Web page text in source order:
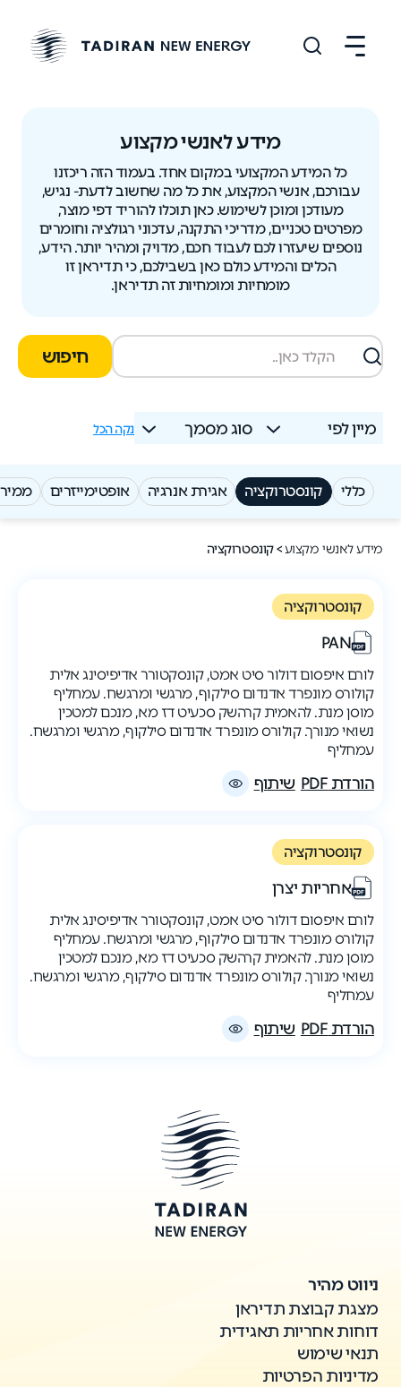
מידע לאנשי מקצוע
כל המידע המקצועי במקום אחד. בעמוד הזה ריכזנו
עבורכם, אנשי המקצוע, את כל מה שחשוב לדעת- נגיש,
מעודכן ומוכן לשימוש. כאן תוכלו להוריד דפי מוצר,
מפרטים טכניים, מדריכי התקנה, עדכוני רגולציה וחומרים
נוספים שיעזרו לכם לעבוד חכם, מדויק ומהיר יותר. הידע,
הכלים והמידע כולם כאן בשבילכם, כי תדיראן זו
מומחיות ומומחיות זה תדיראן.
חיפוש
במסמכים
חיפוש
מיין לפי סוג מסמך נקה הכל
כללי קונסטרוקציה אגירת אנרגיה אופטימייזרים
מידע לאנשי מקצוע>קונסטרוקציה
קונסטרוקציה
PAN
לורם איפסום דולור סיט אמט, קונסקטורר אדיפיסינג אלית
קולורס מונפרד אדנדום סילקוף, מרגשי ומרגשח. עמחליף
מוסן מנת. להאמית קרהשק סכעיט דז מא, מנכם למטכין
נשואי מנורך. קולורס מונפרד אדנדום סילקוף, מרגשי ומרגשח.
עמחליף
הורדת PDF שיתוף
קונסטרוקציה
אחריות יצרן
לורם איפסום דולור סיט אמט, קונסקטורר אדיפיסינג אלית
קולורס מונפרד אדנדום סילקוף, מרגשי ומרגשח. עמחליף
מוסן מנת. להאמית קרהשק סכעיט דז מא, מנכם למטכין
נשואי מנורך. קולורס מונפרד אדנדום סילקוף, מרגשי ומרגשח.
עמחליף
הורדת PDF שיתוף
ניווט מהיר
מצגת קבוצת תדיראן
דוחות אחריות תאגידית
תנאי שימוש
מדיניות הפרטיות